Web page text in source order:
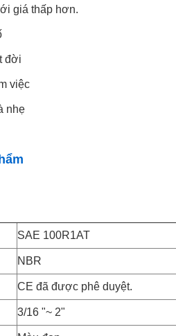
giá thấp hơn.
đời
việc
nhẹ
SAE 100R1AT
NBR
CE đã được phê duyệt.
3/16 "~ 2"